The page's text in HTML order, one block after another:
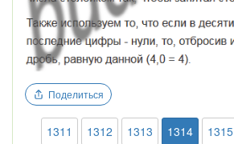
Поделиться
1311 1312 1313 1314 1315